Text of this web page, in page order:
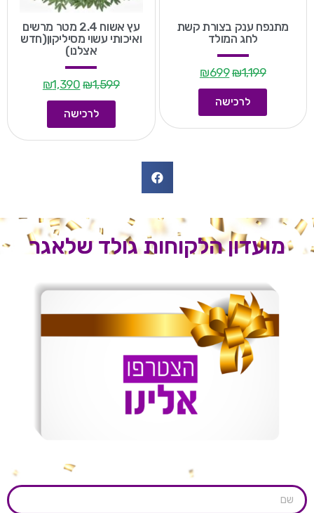
מתנפח ענק בצורת קשת
לחג המולד
₪1,199
₪699
לרכישה
עץ אשוח 2.4 מטר מרשים
ואיכותי עשוי מסיליקון(חדש
אצלנו)
₪1,599
₪1,390
לרכישה
מועדון הלקוחות גולד שלאגר